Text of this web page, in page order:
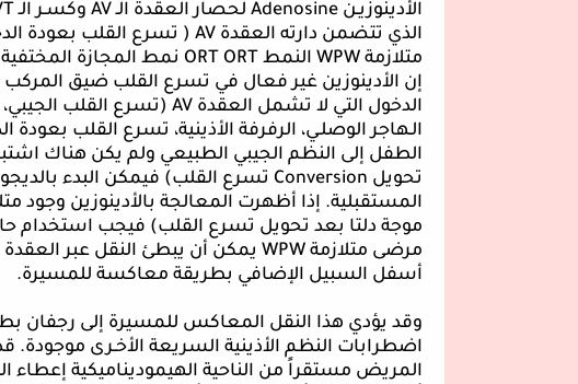
الأدينوزيـن Adenosine لحصار العقدة الـAV وكسـر الـ
الذي تتضمن دارته العقدة AV ( تسرع القلب بعودة
متلازمة WPW النمط ORT ORT
نمط المجازة
إن الأدينوزين غير فعال في تسرع القلب ضيق المركب
الدخول التي لا تشمل العقدة AV (تسرع القلب الجيبي،
الـهاجر الوصلـي، الرفرفة الأذينية، تسرع القلب بعودة
الطفل إلى النظم الجيبي الطبيعي ولم يكن هناك
تحويل Conversion تسرع القلب) فيمكن البدء
المستقبلية. إذا أظهرت المعالجة بالأدينوزين وجود
موجة دلتا بعد تحويل تسرع القلب) فيجب استخدام
مرضى متلازمة WPW يمكن أن يبطئ النقل عبر العقدة
أسفل السبيل الإضافي بطريقة معاكسة للمسيرة.
وقد يؤدي هذا النقل المعاكس للمسيرة إلى رجفان
اضطرابات النظم الأذينية السريعة الأخـرى موجودة. قد
المريض مستقراً من الناحية الهيموديناميكية إعطاء